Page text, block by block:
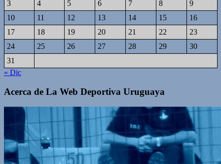
3
4 5 6 7 8
9
10
11 12 13 14 15
16
17
18 19 20 21 22
23
24
25 26 27 28 29
30
31
« Dic
Acerca de La Web Deportiva Uruguaya